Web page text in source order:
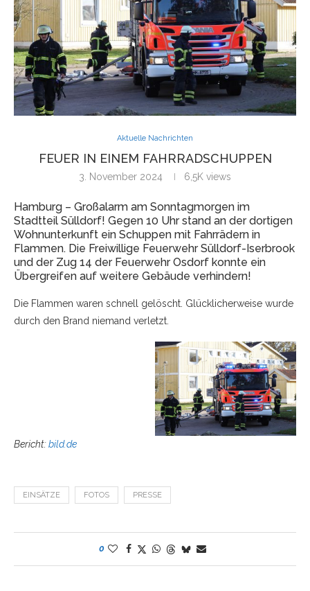
Aktuelle Nachrichten
FEUER IN EINEM FAHRRADSCHUPPEN
3. November 2024 6,5K views
Hamburg – Großalarm am Sonntagmorgen im
Stadtteil Sülldorf! Gegen 10 Uhr stand an der dortigen
Wohnunterkunft ein Schuppen mit Fahrrädern in
Flammen. Die Freiwillige Feuerwehr Sülldorf-Iserbrook
und der Zug 14 der Feuerwehr Osdorf konnte ein
Übergreifen auf weitere Gebäude verhindern!
Die Flammen waren schnell gelöscht. Glücklicherweise wurde
durch den Brand niemand verletzt.
Bericht:bild.de
EINSÄTZE FOTOS PRESSE
0